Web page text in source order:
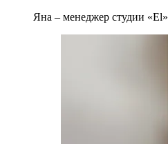
Яна – менеджер студии «El»